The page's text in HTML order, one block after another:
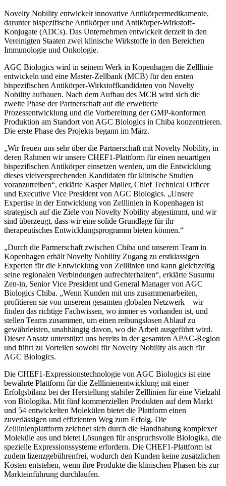
Novelty Nobility entwickelt innovative Antikörpermedikamente,
darunter bispezifische Antikörper und Antikörper-Wirkstoff-
Konjugate (ADCs). Das Unternehmen entwickelt derzeit in den
Vereinigten Staaten zwei klinische Wirkstoffe in den Bereichen
Immunologie und Onkologie.
AGC Biologics wird in seinem Werk in Kopenhagen die Zelllinie
entwickeln und eine Master-Zellbank (MCB) für den ersten
bispezifischen Antikörper-Wirkstoffkandidaten von Novelty
Nobility aufbauen. Nach dem Aufbau des MCB wird sich die
zweite Phase der Partnerschaft auf die erweiterte
Prozessentwicklung und die Vorbereitung der GMP-konformen
Produktion am Standort von AGC Biologics in Chiba konzentrieren.
Die erste Phase des Projekts begann im März.
„Wir freuen uns sehr über die Partnerschaft mit Novelty Nobility, in
deren Rahmen wir unsere CHEF1-Plattform für einen neuartigen
bispezifischen Antikörper einsetzen werden, um die Entwicklung
dieses vielversprechenden Kandidaten für klinische Studien
voranzutreiben“, erklärte Kasper Møller, Chief Technical Officer
und Executive Vice President von AGC Biologics. „Unsere
Expertise in der Entwicklung von Zelllinien in Kopenhagen ist
strategisch auf die Ziele von Novelty Nobility abgestimmt, und wir
sind überzeugt, dass wir eine solide Grundlage für ihr
therapeutisches Entwicklungsprogramm bieten können.“
„Durch die Partnerschaft zwischen Chiba und unserem Team in
Kopenhagen erhält Novelty Nobility Zugang zu erstklassigen
Experten für die Entwicklung von Zelllinien und kann gleichzeitig
seine regionalen Verbindungen aufrechterhalten“, erklärte Susumu
Zen-in, Senior Vice President und General Manager von AGC
Biologics Chiba. „Wenn Kunden mit uns zusammenarbeiten,
profitieren sie von unserem gesamten globalen Netzwerk – wir
finden das richtige Fachwissen, wo immer es vorhanden ist, und
stellen Teams zusammen, um einen reibungslosen Ablauf zu
gewährleisten, unabhängig davon, wo die Arbeit ausgeführt wird.
Dieser Ansatz unterstützt uns bereits in der gesamten APAC-Region
und führt zu Vorteilen sowohl für Novelty Nobility als auch für
AGC Biologics.
Die CHEF1-Expressionstechnologie von AGC Biologics ist eine
bewährte Plattform für die Zelllinienentwicklung mit einer
Erfolgsbilanz bei der Herstellung stabiler Zelllinien für eine Vielzahl
von Biologika. Mit fünf kommerziellen Produkten auf dem Markt
und 54 entwickelten Molekülen bietet die Plattform einen
zuverlässigen und effizienten Weg zum Erfolg. Die
Zelllinienplattform zeichnet sich durch die Handhabung komplexer
Moleküle aus und bietet Lösungen für anspruchsvolle Biologika, die
spezielle Expressionssysteme erfordern. Die CHEF1-Plattform ist
zudem lizenzgebührenfrei, wodurch den Kunden keine zusätzlichen
Kosten entstehen, wenn ihre Produkte die klinischen Phasen bis zur
Markteinführung durchlaufen.